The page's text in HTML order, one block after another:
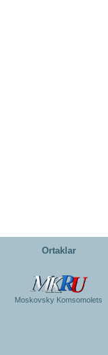
Ortaklar
Moskovsky Komsomolets